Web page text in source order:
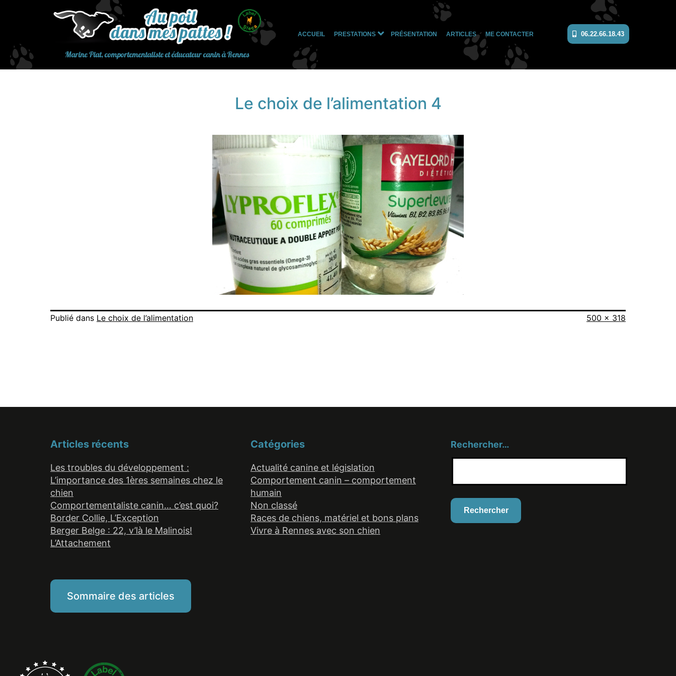
contenu
Marine Piat, comportementaliste et éducateur canin à Rennes
ACCUEIL PRESTATIONS
Ouvrir
menu
PRÉSENTATION ARTICLES ME CONTACTER 06.22.66.18.43
Le choix de l’alimentation 4
Publié dans Le choix de l’alimentation
Taille
500 × 318
Articles récents
Les troubles du développement :
L’importance des 1ères semaines chez le
chien
Comportementaliste canin… c’est quoi?
Border Collie, L’Exception
Berger Belge : 22, v’là le Malinois!
L’Attachement
Catégories
Actualité canine et législation
Comportement canin – comportement
humain
Non classé
Races de chiens, matériel et bons plans
Vivre à Rennes avec son chien
Rechercher…
Sommaire des articles